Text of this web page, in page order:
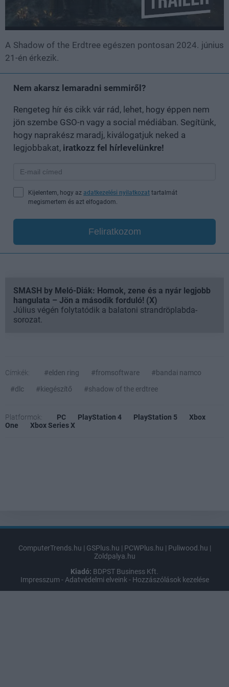
A Shadow of the Erdtree egészen pontosan 2024. június
21-én érkezik.
Nem akarsz lemaradni semmiről?
Rengeteg hír és cikk vár rád, lehet, hogy éppen nem
jön szembe GSO-n vagy a social médiában. Segítünk,
hogy naprakész maradj, kiválogatjuk neked a
legjobbakat, iratkozz fel hírlevelünkre!
Kijelentem, hogy az adatkezelési nyilatkozat tartalmát
megismertem és azt elfogadom.
Feliratkozom
SMASH by Meló-Diák: Homok, zene és a nyár legjobb
hangulata – Jön a második forduló! (X)
Július végén folytatódik a balatoni strandröplabda-
sorozat.
Címkék: #elden ring #fromsoftware
#bandai namco
#dlc
#kiegészítő #shadow of the erdtree
Platformok: PC PlayStation 4 PlayStation 5
Xbox
One
Xbox Series X
ComputerTrends.hu | GSPlus.hu | PCWPlus.hu | Puliwood.hu |
Zoldpalya.hu
Kiadó: BDPST Business Kft.
Impresszum - Adatvédelmi elveink - Hozzászólások kezelése